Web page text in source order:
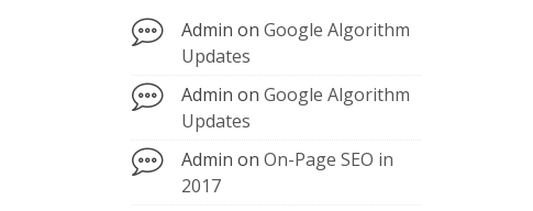
Admin onGoogle Algorithm
Updates
Admin onGoogle Algorithm
Updates
Admin onOn-Page SEO in
2017